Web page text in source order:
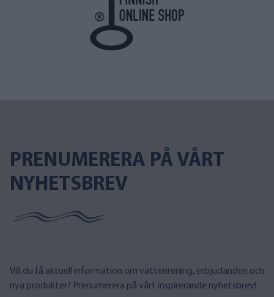
PRENUMERERA PÅ VÅRT
NYHETSBREV
Vill du få aktuell information om vattenrening, erbjudanden och
nya produkter? Prenumerera på vårt inspirerande nyhetsbrev!